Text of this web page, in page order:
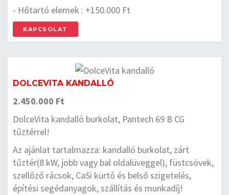
- Hőtartó elemek : +150.000 Ft
KAPCSOLAT
DOLCEVITA KANDALLÓ
2.450.000 Ft
DolceVita kandalló burkolat, Pantech 69 B CG
tűztérrel!
Az ajánlat tartalmazza: kandalló burkolat, zárt
tűztér(8 kW, jobb vagy bal oldalüveggel), füstcsövek,
szellőző rácsok, CaSi kürtő és belső szigetelés,
építési segédanyagok, szállítás és munkadíj!